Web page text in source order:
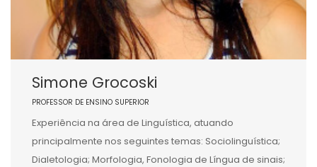
Simone Grocoski
PROFESSOR DE ENSINO SUPERIOR
Experiência na área de Linguística, atuando
principalmente nos seguintes temas: Sociolinguística;
Dialetologia; Morfologia, Fonologia de Língua de sinais;